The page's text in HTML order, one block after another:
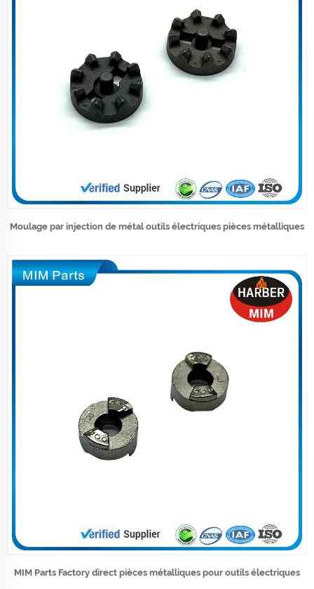
Moulage par injection de métal outils électriques pièces métalliques
MIM Parts Factory direct pièces métalliques pour outils électriques